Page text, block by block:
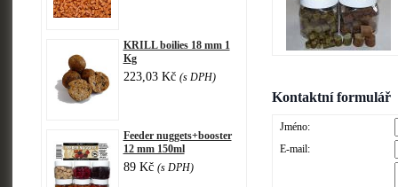
KRILL boilies 18 mm 1
Kg
223,03 Kč (s DPH)
Feeder nuggets+booster
12 mm 150ml
89 Kč (s DPH)
Kontaktní formulář
Jméno:
E-mail: